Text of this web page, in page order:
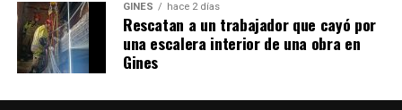
GINES hace 2 días
Rescatan a un trabajador que cayó por
una escalera interior de una obra en
Gines